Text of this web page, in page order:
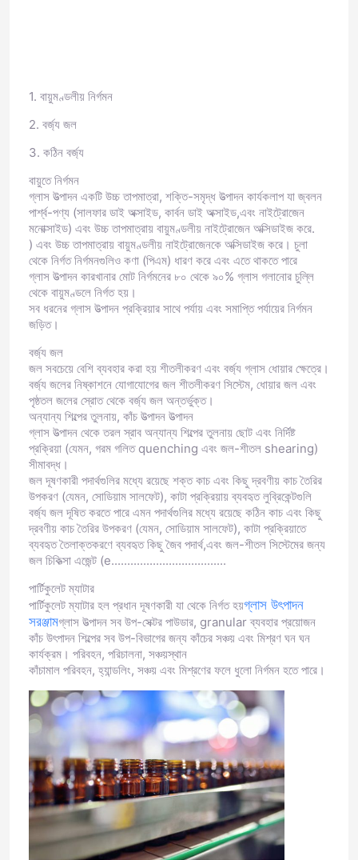
মান নিয়ন্ত্রণ
আমাদের সাথে যোগাযোগ করুন
উদ্ধৃতির জন্য আবেদন
কাচের বোতল
গ্লাসের জার
গ্লাস কাপ
জার বোতল ক্যাপ
গৃহস্থালি গ্লাসওয়্যার
1. বায়ুমণ্ডলীয় নির্গমন
2. বর্জ্য জল
3. কঠিন বর্জ্য
বায়ুতে নির্গমন
গ্লাস উত্পাদন একটি উচ্চ তাপমাত্রা, শক্তি-সমৃদ্ধ উত্পাদন কার্যকলাপ যা জ্বলন
পার্শ্ব-পণ্য (সালফার ডাই অক্সাইড, কার্বন ডাই অক্সাইড,এবং নাইট্রোজেন
মনোক্সাইড) এবং উচ্চ তাপমাত্রায় বায়ুমণ্ডলীয় নাইট্রোজেন অক্সিডাইজ করে.
) এবং উচ্চ তাপমাত্রায় বায়ুমণ্ডলীয় নাইট্রোজেনকে অক্সিডাইজ করে। চুলা
থেকে নির্গত নির্গমনগুলিও কণা (পিএম) ধারণ করে এবং এতে থাকতে পারে
গ্লাস উত্পাদন কারখানার মোট নির্গমনের ৮০ থেকে ৯০% গ্লাস গলানোর চুল্লি
থেকে বায়ুমণ্ডলে নির্গত হয়।
সব ধরনের গ্লাস উত্পাদন প্রক্রিয়ার সাথে পর্যায় এবং সমাপ্তি পর্যায়ের নির্গমন
জড়িত।
বর্জ্য জল
জল সবচেয়ে বেশি ব্যবহার করা হয় শীতলীকরণ এবং বর্জ্য গ্লাস ধোয়ার ক্ষেত্রে।
বর্জ্য জলের নিষ্কাশনে যোগাযোগের জল শীতলীকরণ সিস্টেম, ধোয়ার জল এবং
পৃষ্ঠতল জলের স্রোত থেকে বর্জ্য জল অন্তর্ভুক্ত।
অন্যান্য শিল্পের তুলনায়, কাঁচ উত্পাদন উত্পাদন
গ্লাস উত্পাদন থেকে তরল স্রাব অন্যান্য শিল্পের তুলনায় ছোট এবং নির্দিষ্ট
প্রক্রিয়া (যেমন, গরম গলিত quenching এবং জল-শীতল shearing)
সীমাবদ্ধ।
জল দূষণকারী পদার্থগুলির মধ্যে রয়েছে শক্ত কাচ এবং কিছু দ্রবণীয় কাচ তৈরির
উপকরণ (যেমন, সোডিয়াম সালফেট), কাটা প্রক্রিয়ায় ব্যবহৃত লুব্রিকেন্টগুলি
বর্জ্য জল দূষিত করতে পারে এমন পদার্থগুলির মধ্যে রয়েছে কঠিন কাচ এবং কিছু
দ্রবণীয় কাচ তৈরির উপকরণ (যেমন, সোডিয়াম সালফেট), কাটা প্রক্রিয়াতে
ব্যবহৃত তৈলাক্তকরণে ব্যবহৃত কিছু জৈব পদার্থ,এবং জল-শীতল সিস্টেমের জন্য
জল চিকিত্সা এজেন্ট (e....................................
পার্টিকুলেট ম্যাটার
পার্টিকুলেট ম্যাটার হল প্রধান দূষণকারী যা থেকে নির্গত হয়গ্লাস উৎপাদন
সরঞ্জামগ্লাস উত্পাদন সব উপ-সেক্টর পাউডার, granular ব্যবহার প্রয়োজন
কাঁচ উৎপাদন শিল্পের সব উপ-বিভাগের জন্য কাঁচের সঞ্চয় এবং মিশ্রণ ঘন ঘন
কার্যক্রম। পরিবহন, পরিচালনা, সঞ্চয়স্থান
কাঁচামাল পরিবহন, হ্যান্ডলিং, সঞ্চয় এবং মিশ্রণের ফলে ধুলো নির্গমন হতে পারে।